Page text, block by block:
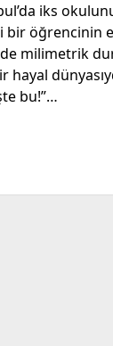
iks
öğrencinin el
milimetrik
hayal
bu!”…